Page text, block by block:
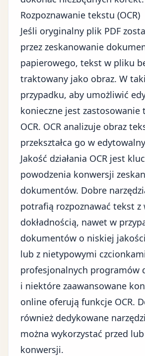
Rozpoznawanie tekstu (OCR)
Jeśli oryginalny plik PDF
przez zeskanowanie
papierowego, tekst w pliku
traktowany jako obraz. W
przypadku, aby umożliwić
konieczne jest zastosowanie
OCR. OCR analizuje obraz
przekształca go w
Jakość działania OCR jest
powodzenia konwersji
dokumentów. Dobre
potrafią rozpoznawać tekst z
dokładnością, nawet w
dokumentów o niskiej
lub z nietypowymi
profesjonalnych programów
i niektóre zaawansowane
online oferują funkcje OCR.
również dedykowane
można wykorzystać przed
konwersji.